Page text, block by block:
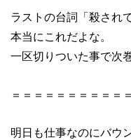
ラストの台詞「殺され
本当にこれだよな。
一区切りついた事で次
＝＝＝＝＝＝＝＝＝＝
明日も仕事なのにバウ